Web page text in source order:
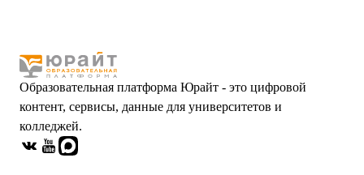
Образовательная платформа Юрайт - это цифровой
контент, сервисы, данные для университетов и
колледжей.